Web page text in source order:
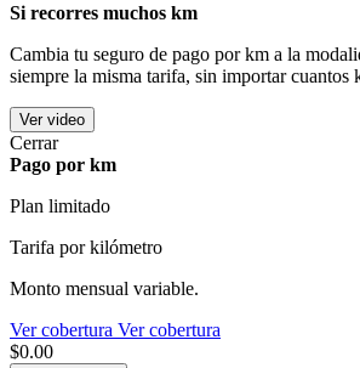
Si recorres muchos km
Cambia tu seguro de pago por km a la
siempre la misma tarifa, sin importar cuantos
Ver video
Cerrar
Pago por km
Plan limitado
Tarifa por kilómetro
Monto mensual variable.
Ver cobertura Ver cobertura
$0.00